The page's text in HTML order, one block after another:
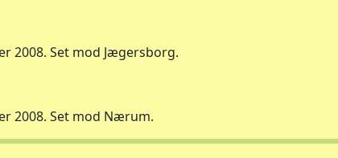
2008. Set mod Jægersborg.
2008. Set mod Nærum.